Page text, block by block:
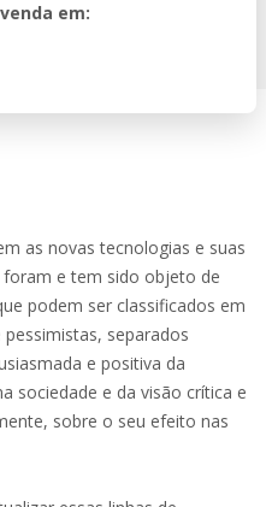
em:
as novas tecnologias e suas
foram e tem sido objeto de
podem ser classificados em
separados
e positiva da
sociedade e da visão crítica e
sobre o seu efeito nas